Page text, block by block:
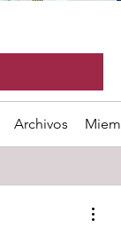
Archivos